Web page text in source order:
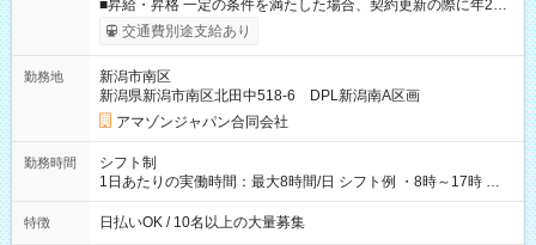
■昇給・昇格 一定の条件を満たした場合、契約更新の際に年2回
まで昇給の機会があります。 ■正社員登用制度あり ※月末締/翌
月25日支払い ※時間外手当、別途支給 ※深夜割増賃金 (22:00～
☆Amazon直雇用で安定して働けます！ 【試用期間】試用期間
あり 試用期間の長さ：1週間 雇用形態、給与は本採用時と同じ
です。
交通費別途支給あり
勤務地
新潟市南区
新潟県新潟市南区北田中518-6 DPL新潟南A区画
アマゾンジャパン合同会社
勤務時間
シフト制
1日あたりの実働時間：最大8時間/日 シフト例 ・8時～17時 ・
12時～21時
特徴 日払いOK / 10名以上の大量募集